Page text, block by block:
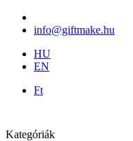
info@giftmake.hu
HU
EN
Ft
Kategóriák